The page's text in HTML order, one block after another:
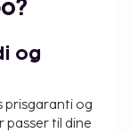
under 18
kilowatt-
og
prisgaranti og
til dine